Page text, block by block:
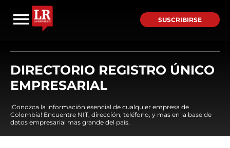
SUSCRIBIRSE
DIRECTORIO REGISTRO ÚNICO
EMPRESARIAL
¡Conozca la información esencial de cualquier empresa de
Colombia! Encuentre NIT, dirección, teléfono, y mas en la base de
datos empresarial mas grande del país.